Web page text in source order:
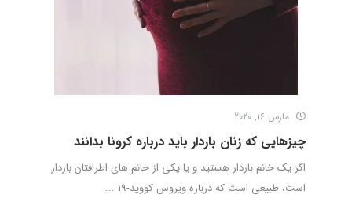
مارس 16, 2020
چیزهایی که زنان باردار باید درباره کرونا بدانند
اگر یک خانم باردار هستید و یا یکی از خانم های اطرافتان باردار
است، طبیعی است که درباره ویروس کووید-19 ...